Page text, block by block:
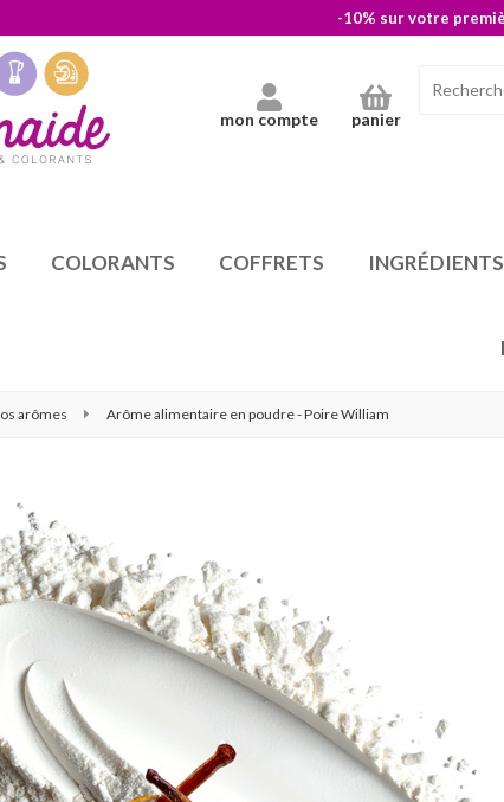
-10% sur votre
mon compte panier
COLORANTS COFFRETS
arômes Arôme alimentaire en poudre - Poire William